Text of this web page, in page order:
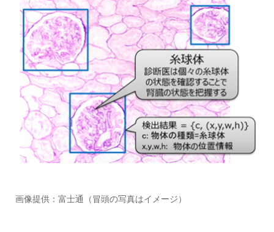
画像提供：富士通（冒頭の写真はイメージ）